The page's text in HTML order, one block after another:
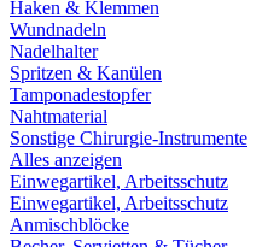
Haken & Klemmen
Wundnadeln
Nadelhalter
Spritzen & Kanülen
Tamponadestopfer
Nahtmaterial
Sonstige Chirurgie-Instrumente
Alles anzeigen
Einwegartikel, Arbeitsschutz
Einwegartikel, Arbeitsschutz
Anmischblöcke